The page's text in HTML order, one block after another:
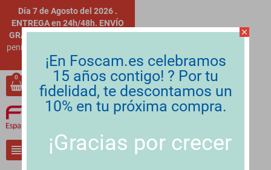
Día 7 de Agosto del 2026 .
ENTREGA en 24h/48h. ENVÍO
GRATISpara clientes finales en
península. Descuentos OUTLET
Más información.
0
view_headline search
personIniciar sesión
close
¡En Foscam.es celebramos
15 años contigo! ? Por tu
fidelidad, te descontamos un
10% en tu próxima compra.
¡Gracias por crecer